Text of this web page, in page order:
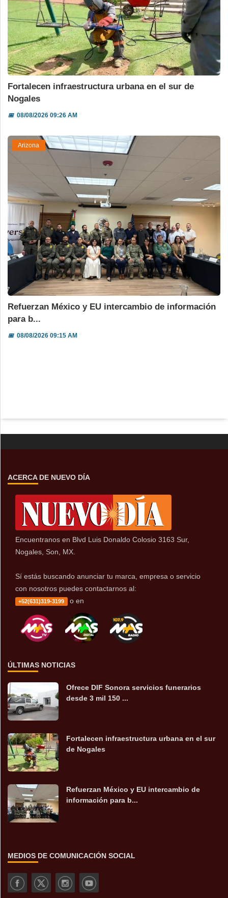
Fortalecen infraestructura urbana en el sur de
Nogales
📅08/08/2026 09:26 AM
Arizona
Refuerzan México y EU intercambio de información
para b...
📅08/08/2026 09:15 AM
ACERCA DE NUEVO DÍA
Encuentranos en Blvd Luis Donaldo Colosio 3163 Sur,
Nogales, Son, MX.
Sí estás buscando anunciar tu marca, empresa o servicio
con nosotros puedes contactarnos al:
+52(631)319-3199 o en
ÚLTIMAS NOTICIAS
Ofrece DIF Sonora servicios funerarios
desde 3 mil 150 ...
Fortalecen infraestructura urbana en el sur
de Nogales
Refuerzan México y EU intercambio de
información para b...
MEDIOS DE COMUNICACIÓN SOCIAL